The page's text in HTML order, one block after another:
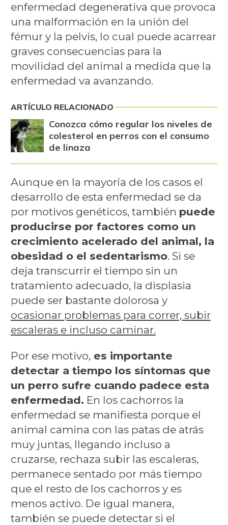
enfermedad degenerativa que provoca
una malformación en la unión del
fémur y la pelvis, lo cual puede acarrear
graves consecuencias para la
movilidad del animal a medida que la
enfermedad va avanzando.
ARTÍCULO RELACIONADO
Conozca cómo regular los niveles de
colesterol en perros con el consumo
de linaza
Aunque en la mayoría de los casos el
desarrollo de esta enfermedad se da
por motivos genéticos, también puede
producirse por factores como un
crecimiento acelerado del animal, la
obesidad o el sedentarismo. Si se
deja transcurrir el tiempo sin un
tratamiento adecuado, la displasia
puede ser bastante dolorosa y
ocasionar problemas para correr, subir
escaleras e incluso caminar.
Por ese motivo, es importante
detectar a tiempo los síntomas que
un perro sufre cuando padece esta
enfermedad. En los cachorros la
enfermedad se manifiesta porque el
animal camina con las patas de atrás
muy juntas, llegando incluso a
cruzarse, rechaza subir las escaleras,
permanece sentado por más tiempo
que el resto de los cachorros y es
menos activo. De igual manera,
también se puede detectar si el